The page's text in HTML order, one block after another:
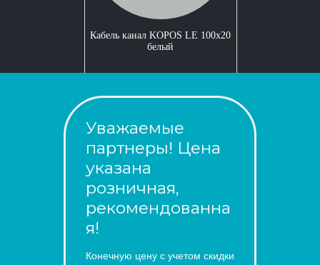
Кабель канал KOPOS LE 100x20
белый
Уважаемые
партнеры! Цена
указана
розничная,
рекомендованна
я!
Конечную цену с учетом скидки